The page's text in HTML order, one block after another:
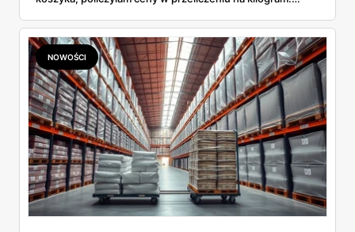
prawie 140 zł za kilogram, ale lody do mrożenia i rurki
waflowe bronią się nawet bez rabatu.
NOWOŚCI